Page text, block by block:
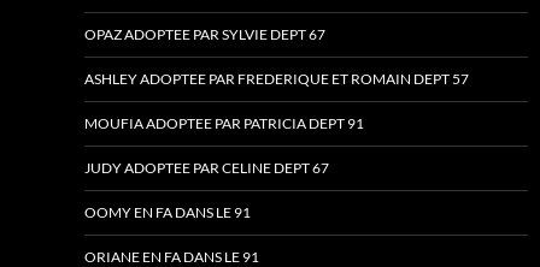
OPAZ ADOPTEE PAR SYLVIE DEPT 67
ASHLEY ADOPTEE PAR FREDERIQUE ET ROMAIN DEPT 57
MOUFIA ADOPTEE PAR PATRICIA DEPT 91
JUDY ADOPTEE PAR CELINE DEPT 67
OOMY EN FA DANS LE 91
ORIANE EN FA DANS LE 91